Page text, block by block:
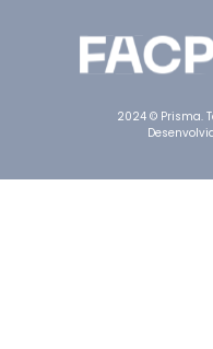
2024 © Prisma.